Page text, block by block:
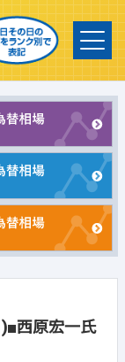
)■西原宏一氏